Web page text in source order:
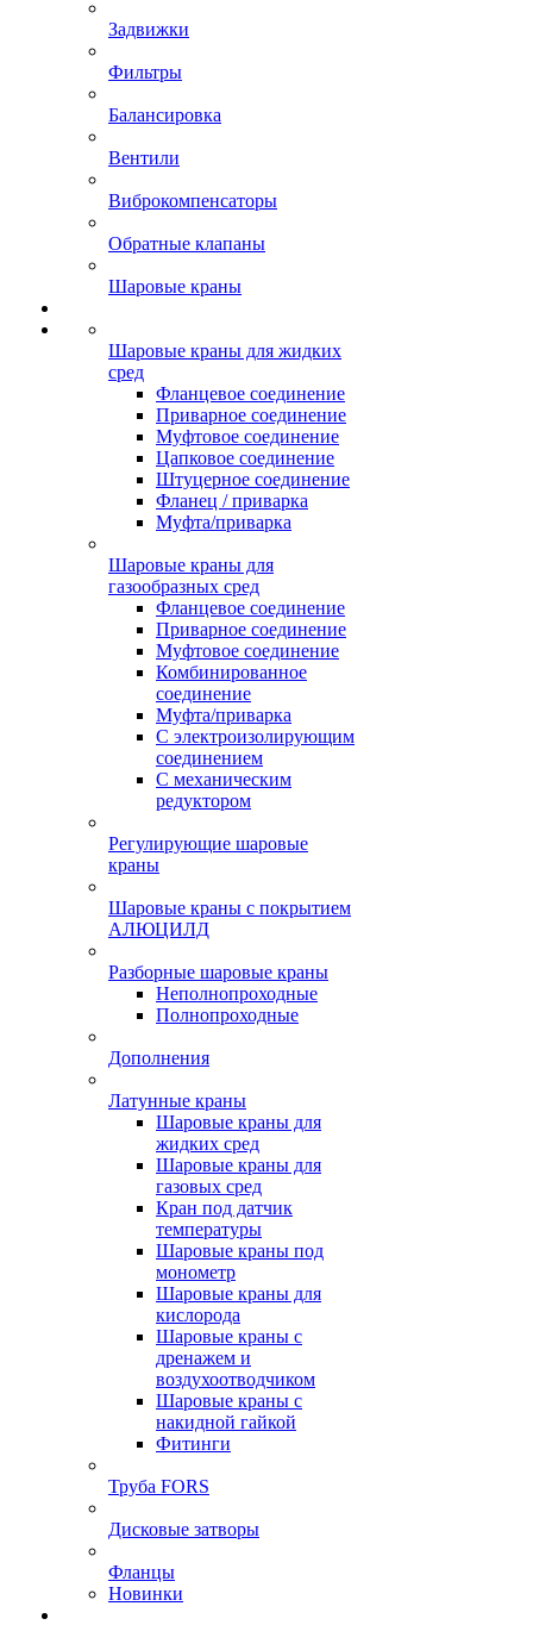
Задвижки
Фильтры
Балансировка
Вентили
Виброкомпенсаторы
Обратные клапаны
Шаровые краны
Шаровые краны для жидких
сред
Фланцевое соединение
Приварное соединение
Муфтовое соединение
Цапковое соединение
Штуцерное соединение
Фланец / приварка
Муфта/приварка
Шаровые краны для
газообразных сред
Фланцевое соединение
Приварное соединение
Муфтовое соединение
Комбинированное
соединение
Муфта/приварка
С электроизолирующим
соединением
С механическим
редуктором
Регулирующие шаровые
краны
Шаровые краны с покрытием
АЛЮЦИЛД
Разборные шаровые краны
Неполнопроходные
Полнопроходные
Дополнения
Латунные краны
Шаровые краны для
жидких сред
Шаровые краны для
газовых сред
Кран под датчик
температуры
Шаровые краны под
монометр
Шаровые краны для
кислорода
Шаровые краны с
дренажем и
воздухоотводчиком
Шаровые краны с
накидной гайкой
Фитинги
Труба FORS
Дисковые затворы
Фланцы
Новинки